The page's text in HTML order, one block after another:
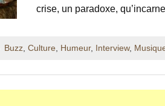
crise, un paradoxe,
Buzz, Culture, Humeur, Interview,